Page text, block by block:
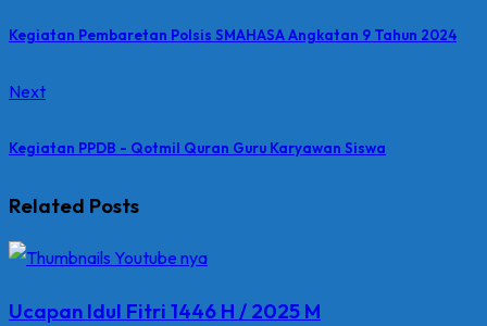
Kegiatan Pembaretan Polsis SMAHASA Angkatan 9 Tahun 2024
Next
Kegiatan PPDB - Qotmil Quran Guru Karyawan Siswa
Related Posts
Ucapan Idul Fitri 1446 H / 2025 M